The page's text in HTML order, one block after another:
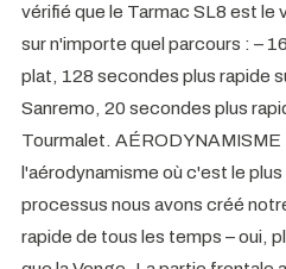
vérifié que le Tarmac SL8 est le
sur n'importe quel parcours : –
plat, 128 secondes plus rapide
Sanremo, 20 secondes plus
Tourmalet. AÉRODYNAMISME
l'aérodynamisme où c'est le
processus nous avons créé
rapide de tous les temps – oui,